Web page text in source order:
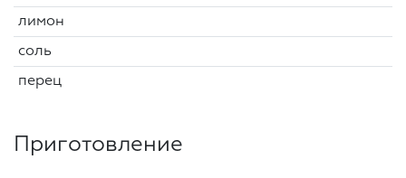
лимон
соль
перец
Приготовление